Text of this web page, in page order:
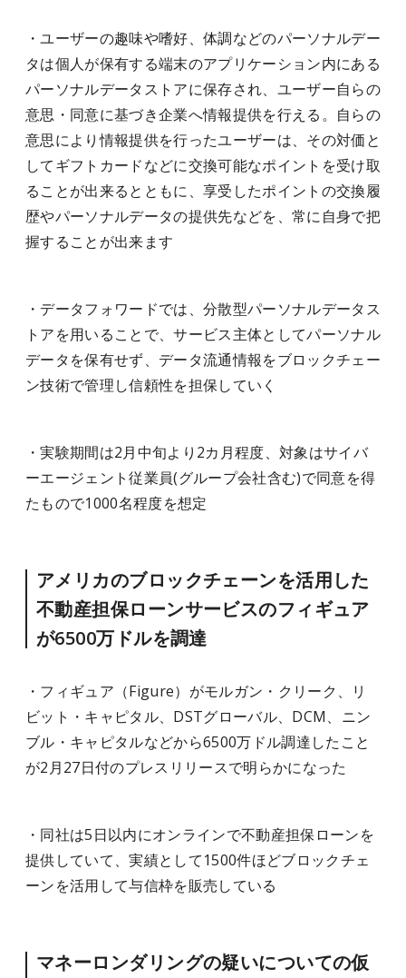
・ユーザーの趣味や嗜好、体調などのパーソナルデー
タは個人が保有する端末のアプリケーション内にある
パーソナルデータストアに保存され、ユーザー自らの
意思・同意に基づき企業へ情報提供を行える。自らの
意思により情報提供を行ったユーザーは、その対価と
してギフトカードなどに交換可能なポイントを受け取
ることが出来るとともに、享受したポイントの交換履
歴やパーソナルデータの提供先などを、常に自身で把
握することが出来ます
・データフォワードでは、分散型パーソナルデータス
トアを用いることで、サービス主体としてパーソナル
データを保有せず、データ流通情報をブロックチェー
ン技術で管理し信頼性を担保していく
・実験期間は2月中旬より2カ月程度、対象はサイバ
ーエージェント従業員(グループ会社含む)で同意を得
たもので1000名程度を想定
アメリカのブロックチェーンを活用した
不動産担保ローンサービスのフィギュア
が6500万ドルを調達
・フィギュア（Figure）がモルガン・クリーク、リ
ビット・キャピタル、DSTグローバル、DCM、ニン
ブル・キャピタルなどから6500万ドル調達したこと
が2月27日付のプレスリリースで明らかになった
・同社は5日以内にオンラインで不動産担保ローンを
提供していて、実績として1500件ほどブロックチェ
ーンを活用して与信枠を販売している
マネーロンダリングの疑いについての仮